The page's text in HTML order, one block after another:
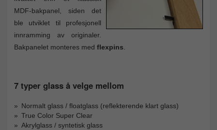
MDF-bakpanel, siden det
ble utviklet til profesjonell
innramming av originaler.
Bakpanelet monteres med flexpins.
7 typer glass å velge mellom
Normalt glass / floatglass (reflekterende klart glass)
True Color Super Clear
Akrylglass / syntetisk glass